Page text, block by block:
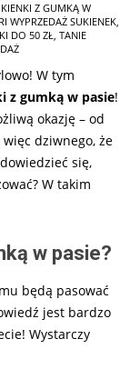
Z GUMKĄ W
WYPRZEDAŻ SUKIENEK
DO 50 ZŁ TANIE
W tym
z gumką w pasie!
okazję – od
dziwnego, że
się,
W takim
w pasie?
będą pasować
jest bardzo
Wystarczy